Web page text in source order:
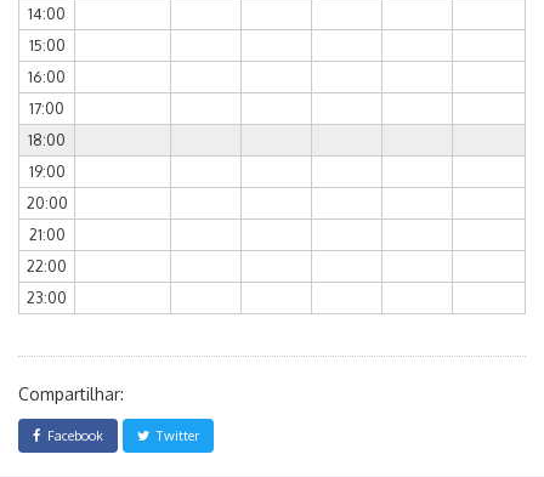
14:00
15:00
16:00
17:00
18:00
19:00
20:00
21:00
22:00
23:00
Compartilhar:
Facebook Twitter